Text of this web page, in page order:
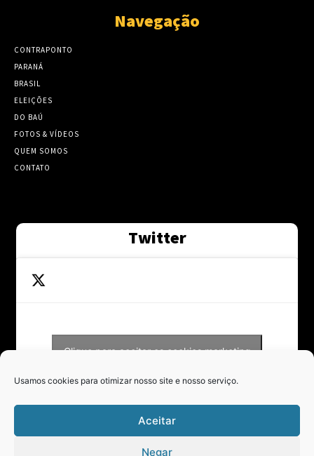
Usamos cookies para otimizar nosso site e nosso serviço.
Aceitar
Negar
Navegação
CONTRAPONTO
PARANÁ
BRASIL
ELEIÇÕES
DO BAÚ
FOTOS & VÍDEOS
QUEM SOMOS
CONTATO
Twitter
Clique para aceitar os cookies marketing